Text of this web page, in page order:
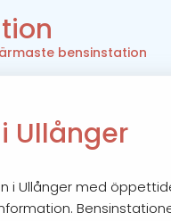
bensinstation
Ullånger
i Ullånger med